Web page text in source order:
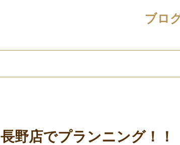
ブロ
長野店でプランニング！！